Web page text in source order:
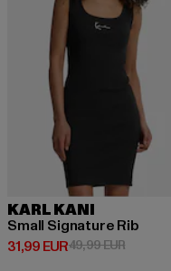
KARL KANI
Small Signature Rib
31,99 EUR
Derzeitiger Preis: 31,99
49,99 EUR